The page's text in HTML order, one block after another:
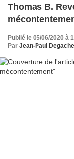
Thomas B.
Publié le 05/06/2020 à
Par Jean-Paul Degache